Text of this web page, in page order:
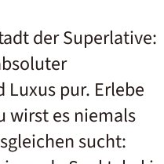
der Superlative:
pur. Erlebe
wirst es niemals
sucht: